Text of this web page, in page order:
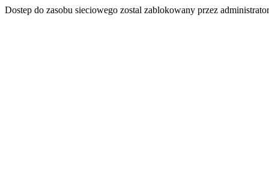
Dostep do zasobu sieciowego zostal zablokowany przez